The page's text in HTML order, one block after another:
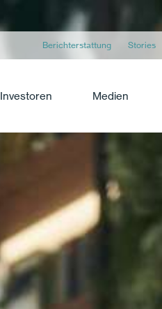
Berichterstattung Stories
Investoren Medien